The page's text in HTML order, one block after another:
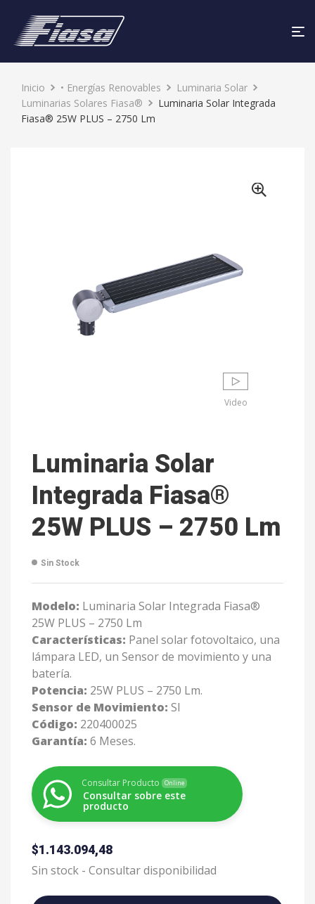
Inicio • Energías Renovables
Luminaria Solar
Luminarias Solares Fiasa®
Luminaria Solar Integrada
Fiasa® 25W PLUS – 2750 Lm
Video
Luminaria Solar
Integrada Fiasa®
25W PLUS – 2750 Lm
Sin Stock
Modelo: Luminaria Solar Integrada Fiasa®
25W PLUS – 2750 Lm
Características: Panel solar fotovoltaico, una
lámpara LED, un Sensor de movimiento y una
batería.
Potencia: 25W PLUS – 2750 Lm.
Sensor de Movimiento: SI
Código: 220400025
Garantía: 6 Meses.
Consultar Producto Online
Consultar sobre este
producto
$1.143.094,48
Sin stock - Consultar disponibilidad